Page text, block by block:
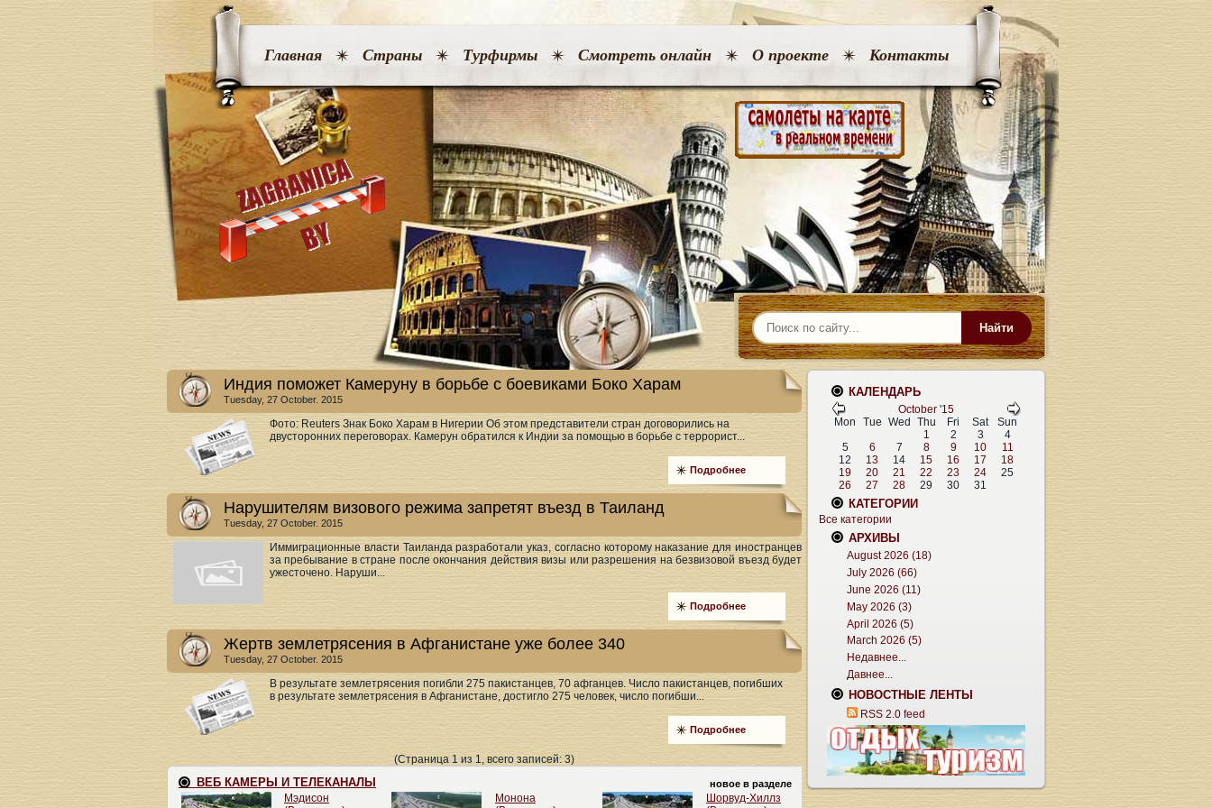
Главная Страны Турфирмы Смотреть онлайн О проекте Контакты
Найти
Индия поможет Камеруну в борьбе с боевиками Боко Харам
Tuesday, 27 October. 2015
Фото: Reuters Знак Боко Харам в Нигерии Об этом представители стран договорились на
двусторонних переговорах. Камерун обратился к Индии за помощью в борьбе с террорист...
Подробнее
Нарушителям визового режима запретят въезд в Таиланд
Tuesday, 27 October. 2015
Иммиграционные власти Таиланда разработали указ, согласно которому наказание для иностранцев
за пребывание в стране после окончания действия визы или разрешения на безвизовой въезд будет
ужесточено. Наруши...
Подробнее
Жертв землетрясения в Афганистане уже более 340
Tuesday, 27 October. 2015
В результате землетрясения погибли 275 пакистанцев, 70 афганцев. Число пакистанцев, погибших
в результате землетрясения в Афганистане, достигло 275 человек, число погибши...
Подробнее
(Страница 1 из 1, всего записей: 3)
КАЛЕНДАРЬ
October '15
Mon
Tue Wed Thu Fri Sat
Sun
1
2 3
4
5
6 7 8 9 10
11
12
13 14 15 16 17
18
19
20 21 22 23 24
25
26
27 28 29 30 31
КАТЕГОРИИ
Все категории
АРХИВЫ
August 2026 (18)
July 2026 (66)
June 2026 (11)
May 2026 (3)
April 2026 (5)
March 2026 (5)
Недавнее...
Давнее...
НОВОСТНЫЕ ЛЕНТЫ
RSS 2.0 feed